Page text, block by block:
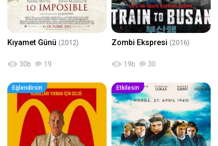
Kıyamet Günü (2012)
30b 19
Zombi Ekspresi (2016)
19b 30
Eğlendirsin Etkilesin